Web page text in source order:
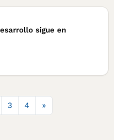
sigue en
3 4 »Siguiente